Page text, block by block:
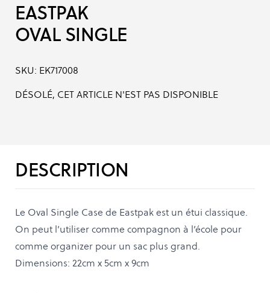
EASTPAK
OVAL SINGLE
SKU: EK717008
DÉSOLÉ, CET ARTICLE N'EST PAS DISPONIBLE
DESCRIPTION
Le Oval Single Case de Eastpak est un étui classique.
On peut l’utiliser comme compagnon à l’école pour
comme organizer pour un sac plus grand.
Dimensions: 22cm x 5cm x 9cm